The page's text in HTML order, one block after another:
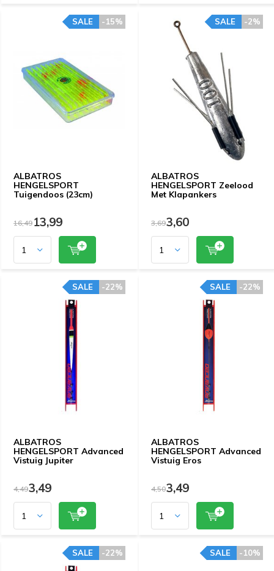
ALBATROS
HENGELSPORT
Tuigendoos (23cm)
-15%
SALE
16,4913,99
ALBATROS
HENGELSPORT Zeelood
Met Klapankers
-2%
SALE
3,693,60
ALBATROS
HENGELSPORT Advanced
Vistuig Jupiter
-22%
SALE
4,493,49
ALBATROS
HENGELSPORT Advanced
Vistuig Eros
-22%
SALE
4,503,49
-22%
SALE -10%
SALE